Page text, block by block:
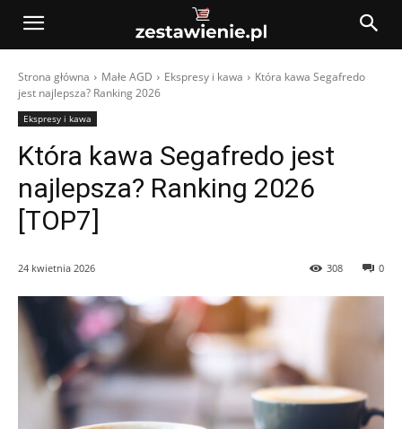
Strona główna Małe AGD Ekspresy i kawa
Która kawa Segafredo
jest najlepsza? Ranking 2026
Ekspresy i kawa
Która kawa Segafredo jest
najlepsza? Ranking 2026
[TOP7]
24 kwietnia 2026 0
308